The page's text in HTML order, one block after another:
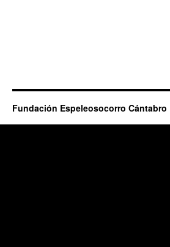
Fundación Espeleosocorro Cántabro